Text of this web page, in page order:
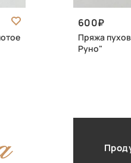
600
Пряжа
Руно"